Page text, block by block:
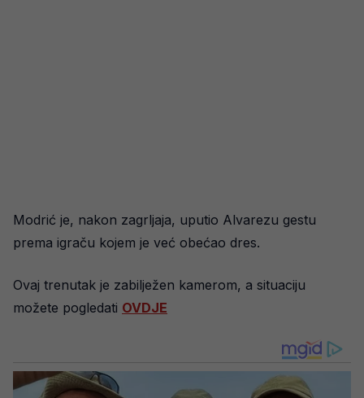
Modrić je, nakon zagrljaja, uputio Alvarezu gestu
prema igraču kojem je već obećao dres.
Ovaj trenutak je zabilježen kamerom, a situaciju
možete pogledati OVDJE